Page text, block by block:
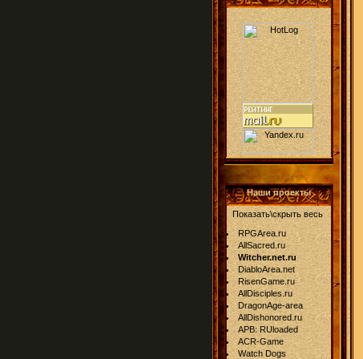
Наши проекты
Показать\скрыть весь
RPGArea.ru
AllSacred.ru
Witcher.net.ru
DiabloArea.net
RisenGame.ru
AllDisciples.ru
DragonAge-area
AllDishonored.ru
APB: RUloaded
ACR-Game
Watch Dogs